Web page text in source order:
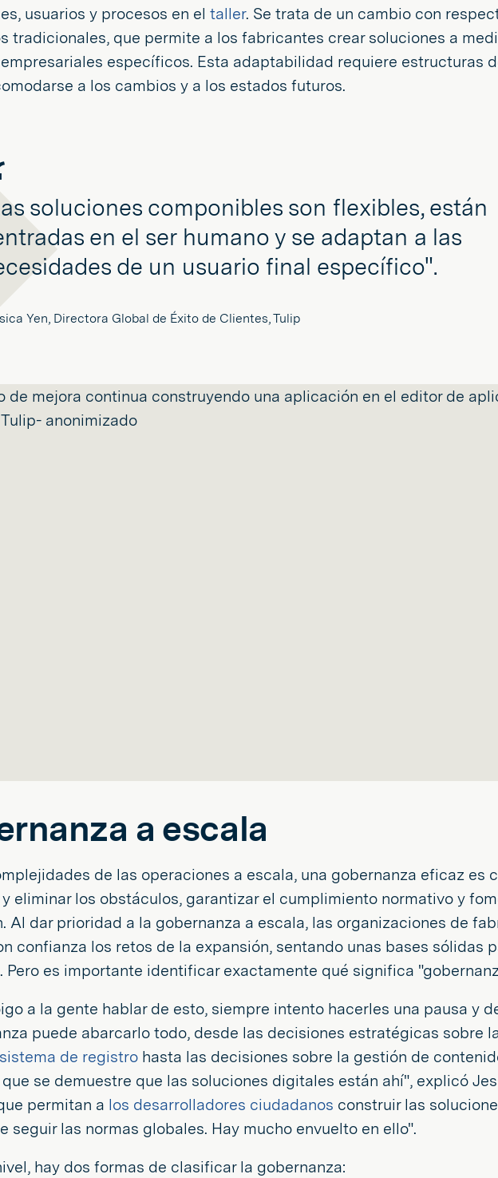
usuarios y procesos en el taller. Se trata de un cambio con
tradicionales, que permite a los fabricantes crear soluciones a
específicos. Esta adaptabilidad requiere estructuras
a los cambios y a los estados futuros.
soluciones componibles son flexibles, están
en el ser humano y se adaptan a las
de un usuario final específico".
Yen, Directora Global de Éxito de Clientes, Tulip
a escala
de las operaciones a escala, una gobernanza eficaz es
eliminar los obstáculos, garantizar el cumplimiento normativo y
Al dar prioridad a la gobernanza a escala, las organizaciones de
confianza los retos de la expansión, sentando unas bases sólidas
Pero es importante identificar exactamente qué significa
a la gente hablar de esto, siempre intento hacerles una pausa y
puede abarcarlo todo, desde las decisiones estratégicas sobre
de registro hasta las decisiones sobre la gestión de
se demuestre que las soluciones digitales están ahí", explicó
permitan a los desarrolladores ciudadanos construir las
seguir las normas globales. Hay mucho envuelto en ello".
hay dos formas de clasificar la gobernanza: